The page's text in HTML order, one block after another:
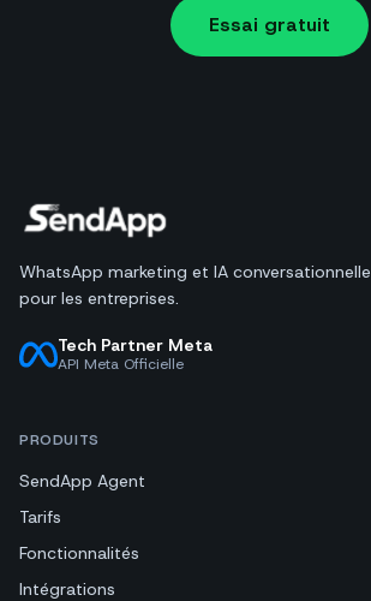
Essai gratuit
WhatsApp marketing et IA conversationnelle
pour les entreprises.
Tech Partner Meta
API Meta Officielle
PRODUITS
SendApp Agent
Tarifs
Fonctionnalités
Intégrations